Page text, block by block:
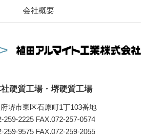
会社概要
硬質工場・堺硬質工場
堺市東区石原町1丁103番地
2225 FAX.072-257-0574
259-9575 FAX.072-259-2055